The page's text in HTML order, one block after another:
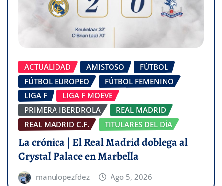
ACTUALIDAD AMISTOSO
FÚTBOL
FÚTBOL EUROPEO
FÚTBOL FEMENINO
LIGA F
LIGA F MOEVE
PRIMERA IBERDROLA
REAL MADRID
REAL MADRID C.F.
TITULARES DEL DÍA
La crónica | El Real Madrid doblega al
Crystal Palace en Marbella
manulopezfdez Ago 5, 2026